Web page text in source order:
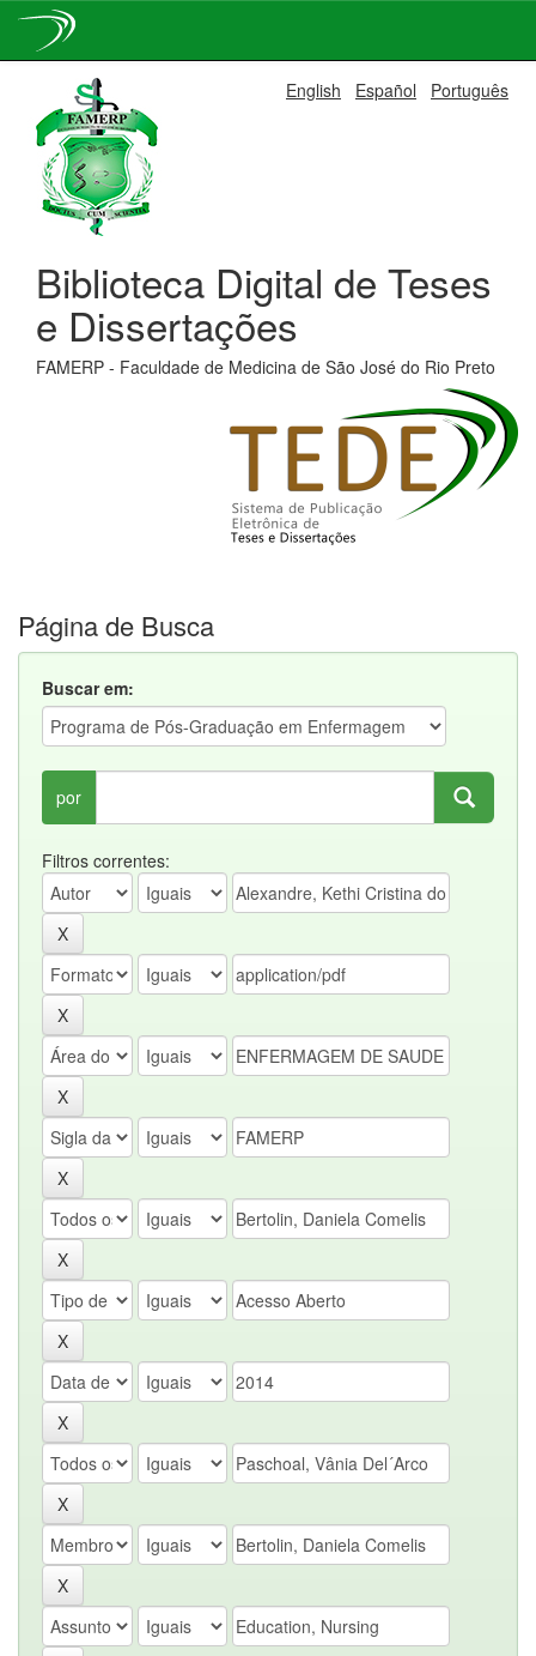
navigation
English Español Português
Biblioteca Digital de Teses
e Dissertações
FAMERP - Faculdade de Medicina de São José do Rio Preto
Página de Busca
Buscar em:
por
Filtros correntes: